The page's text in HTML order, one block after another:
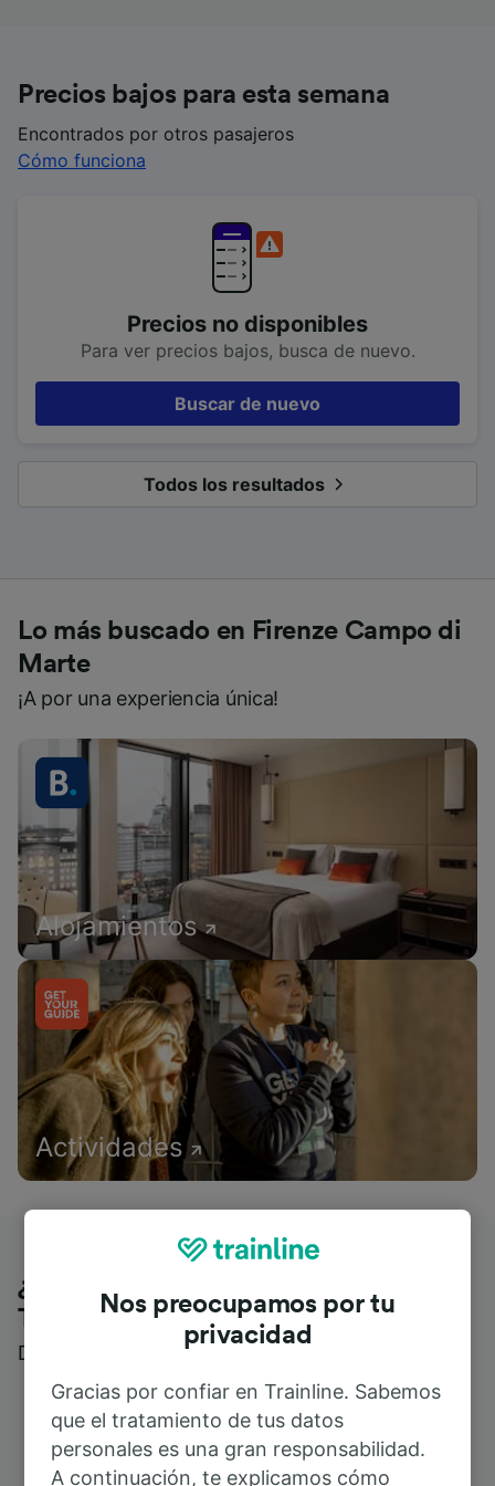
Precios bajos para esta semana
Encontrados por otros pasajeros
Cómo funciona
Precios no disponibles
Para ver precios bajos, busca de nuevo.
Buscar de nuevo
Todos los resultados
Lo más buscado en Firenze Campo di
Marte
¡A por una experiencia única!
Alojamientos
Actividades
¿Qué piensan nuestros clientes de
Trainline?
Descubre reseñas reales de nuestros viajeros
Nos preocupamos por tu
privacidad
Gracias por confiar en Trainline. Sabemos
que el tratamiento de tus datos
personales es una gran responsabilidad.
A continuación, te explicamos cómo